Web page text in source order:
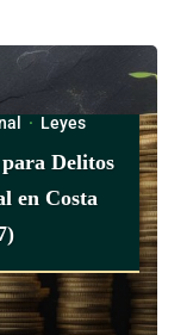
esta Ley, para
su publicación.
José, a los tres
· Leyes
Delitos
en Costa